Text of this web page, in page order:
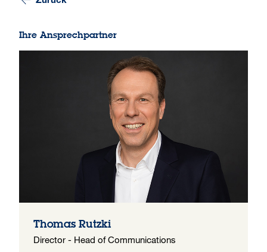
Ihre Ansprechpartner
Thomas Rutzki
Director - Head of Communications